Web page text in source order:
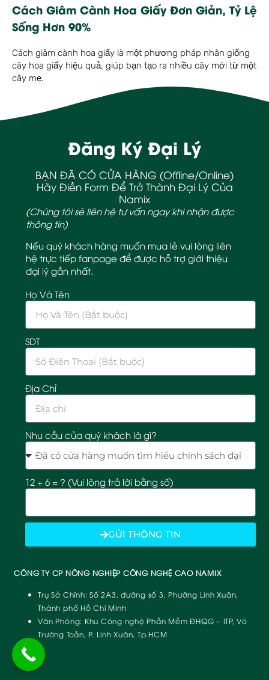
Cách Giâm Cành Hoa Giấy Đơn Giản, Tỷ Lệ
Sống Hơn 90%
Cách giâm cành hoa giấy là một phương pháp nhân giống
cây hoa giấy hiệu quả, giúp bạn tạo ra nhiều cây mới từ một
cây mẹ.
Đăng Ký Đại Lý
BẠN ĐÃ CÓ CỬA HÀNG (Offline/Online)
Hãy Điền Form Để Trở Thành Đại Lý Của
Namix
(Chúng tôi sẽ liên hệ tư vấn ngay khi nhận được
thông tin)
Nếu quý khách hàng muốn mua lẻ vui lòng liên
hệ trực tiếp fanpage để được hỗ trợ giới thiệu
đại lý gần nhất.
Họ Và Tên
SDT
Địa Chỉ
Nhu cầu của quý khách là gì?
12 + 6 = ? (Vui lòng trả lời bằng số)
GỬI THÔNG TIN
CÔNG TY CP NÔNG NGHIỆP CÔNG NGHỆ CAO NAMIX
Trụ Sở Chính: Số 2A3, đường số 3, Phường Linh Xuân,
Thành phố Hồ Chí Minh
Văn Phòng: Khu Công nghệ Phần Mềm ĐHQG – ITP, Võ
Trường Toản, P. Linh Xuân, Tp.HCM